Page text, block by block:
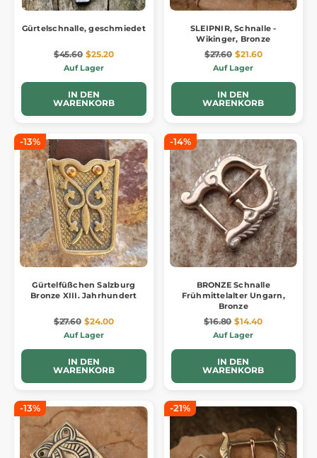
Gürtelschnalle, geschmiedet
$45.60 $25.20
Auf Lager
IN DEN
WARENKORB
SLEIPNIR, Schnalle -
Wikinger, Bronze
$27.60 $21.60
Auf Lager
IN DEN
WARENKORB
-13%
Gürtelfüßchen Salzburg
Bronze XIII. Jahrhundert
$27.60 $24.00
Auf Lager
IN DEN
WARENKORB
-14%
BRONZE Schnalle
Frühmittelalter Ungarn,
Bronze
$16.80 $14.40
Auf Lager
IN DEN
WARENKORB
-13% -21%